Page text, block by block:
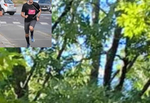
Fællesspisning i A-Huset: En
for alle